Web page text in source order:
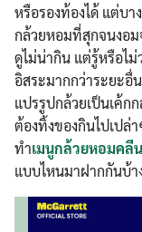
หรือรองท้องได้ แต่บ
กล้วยหอมที่สุกจนงอ
ดูไม่น่ากิน แต่รู้หรือไ
อิสระมากกว่าระยะอื่
แปรรูปกล้วยเป็นเค้ก
ต้องทิ้งของกินไปเปล่
ทำเมนูกล้วยหอมคลีน
แบบไหนมาฝากกันบ้า